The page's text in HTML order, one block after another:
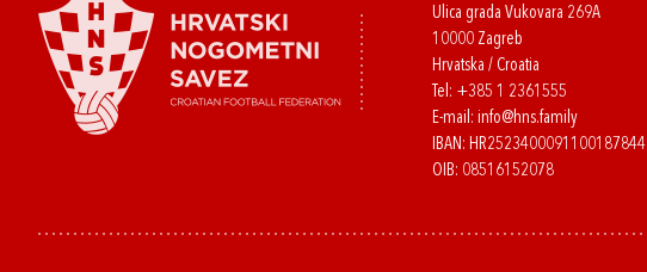
Ulica grada Vukovara 269A
10000 Zagreb
Hrvatska / Croatia
Tel: +385 1 2361555
E-mail: info@hns.family
IBAN: HR2523400091100187844
OIB: 08516152078